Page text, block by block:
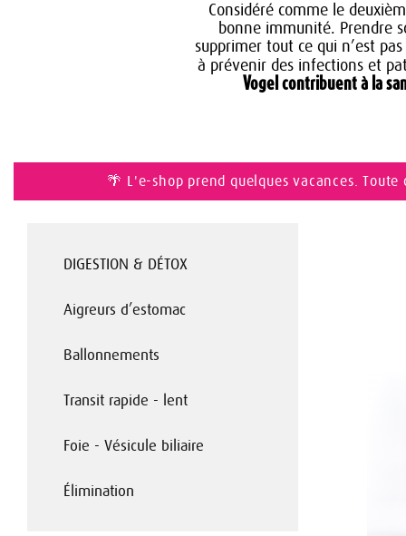
Considéré comme le
bonne immunité. Prendre
supprimer tout ce qui n’est
à prévenir des infections et
Vogel contribuent à la
🌴 L'e-shop prend quelques vacances.
DIGESTION & DÉTOX
Aigreurs d’estomac
Ballonnements
Transit rapide - lent
Foie - Vésicule biliaire
Élimination